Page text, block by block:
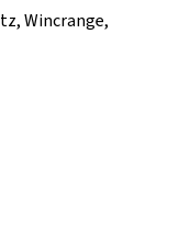
Wincrange,